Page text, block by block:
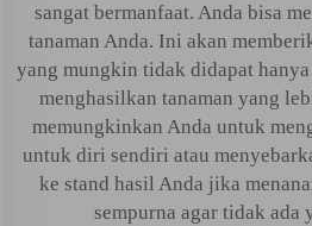
sangat bermanfaat. Anda bisa
tanaman Anda. Ini akan
yang mungkin tidak didapat
menghasilkan tanaman yang
memungkinkan Anda untuk
untuk diri sendiri atau
ke stand hasil Anda jika
sempurna agar tidak ada